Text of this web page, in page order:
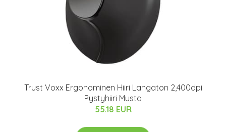
Trust Voxx Ergonominen Hiiri Langaton 2,400dpi
Pystyhiiri Musta
55.18 EUR